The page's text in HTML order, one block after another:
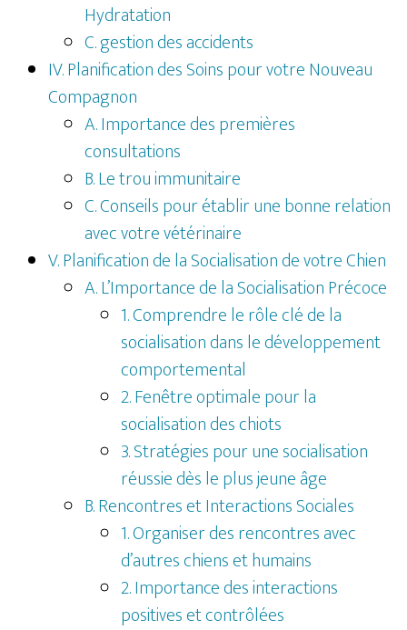
Hydratation
C. gestion des accidents
IV. Planification des Soins pour votre Nouveau
Compagnon
A. Importance des premières
consultations
B. Le trou immunitaire
C. Conseils pour établir une bonne relation
avec votre vétérinaire
V. Planification de la Socialisation de votre Chien
A. L’Importance de la Socialisation Précoce
1. Comprendre le rôle clé de la
socialisation dans le développement
comportemental
2. Fenêtre optimale pour la
socialisation des chiots
3. Stratégies pour une socialisation
réussie dès le plus jeune âge
B. Rencontres et Interactions Sociales
1. Organiser des rencontres avec
d’autres chiens et humains
2. Importance des interactions
positives et contrôlées